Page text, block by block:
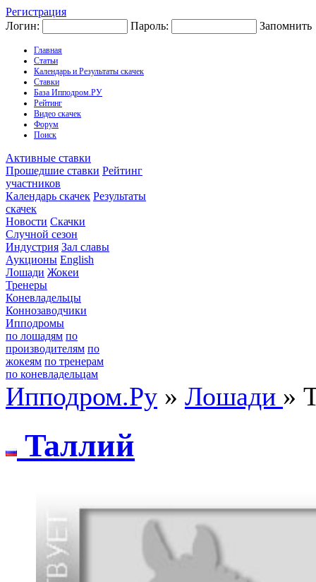
Регистрация
Логин:
Пароль: Запомнить
Главная
Статьи
Календарь и Результаты скачек
Ставки
База Ипподром.РУ
Рейтинг
Видео скачек
Форум
Поиск
Активные ставки
Прошедшие ставки Рейтинг
участников
Календарь скачек Результаты
скачек
Новости Скачки
Случной сезон
Индустрия Зал славы
Аукционы English
Лошади Жокеи
Тренеры
Коневладельцы
Коннозаводчики
Ипподромы
по лошадям по
производителям по
жокеям по тренерам
по коневладельцам
Ипподром.Ру » Лошади »
Taллий